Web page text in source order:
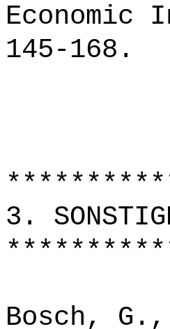
145-168.
3.
Bosch,